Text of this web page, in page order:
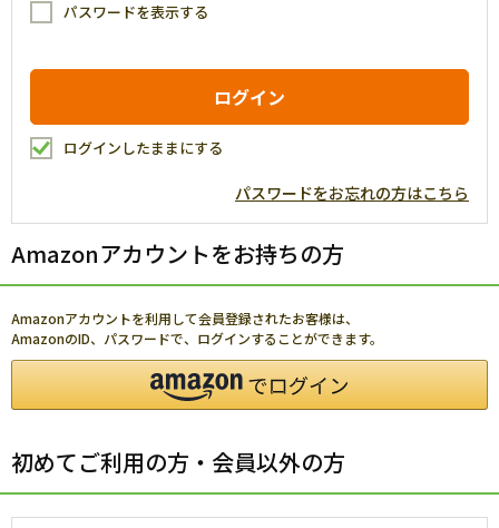
パスワードを表示する
ログインしたままにする
パスワードをお忘れの方はこちら
Amazonアカウントをお持ちの方
Amazonアカウントを利用して会員登録されたお客様は、
AmazonのID、パスワードで、ログインすることができます。
初めてご利用の方・会員以外の方